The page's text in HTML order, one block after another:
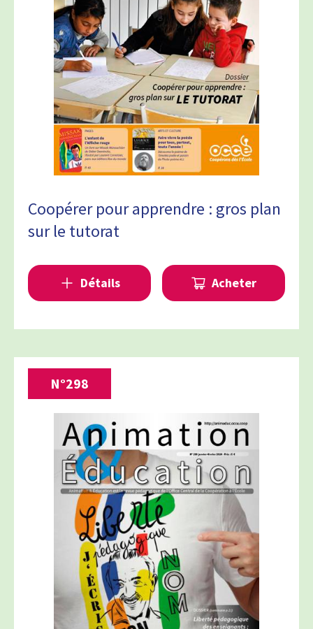
Coopérer pour apprendre : gros plan
sur le tutorat
Détails Acheter
N°298